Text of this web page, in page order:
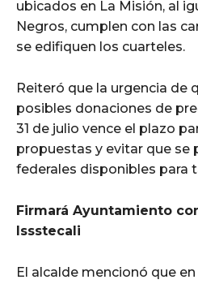
ubicados en La Misión, al
Negros, cumplen con las
se edifiquen los cuarteles.
Reiteró que la urgencia de
posibles donaciones de
31 de julio vence el plazo
propuestas y evitar que se
federales disponibles para
Firmará Ayuntamiento
Issstecali
El alcalde mencionó que